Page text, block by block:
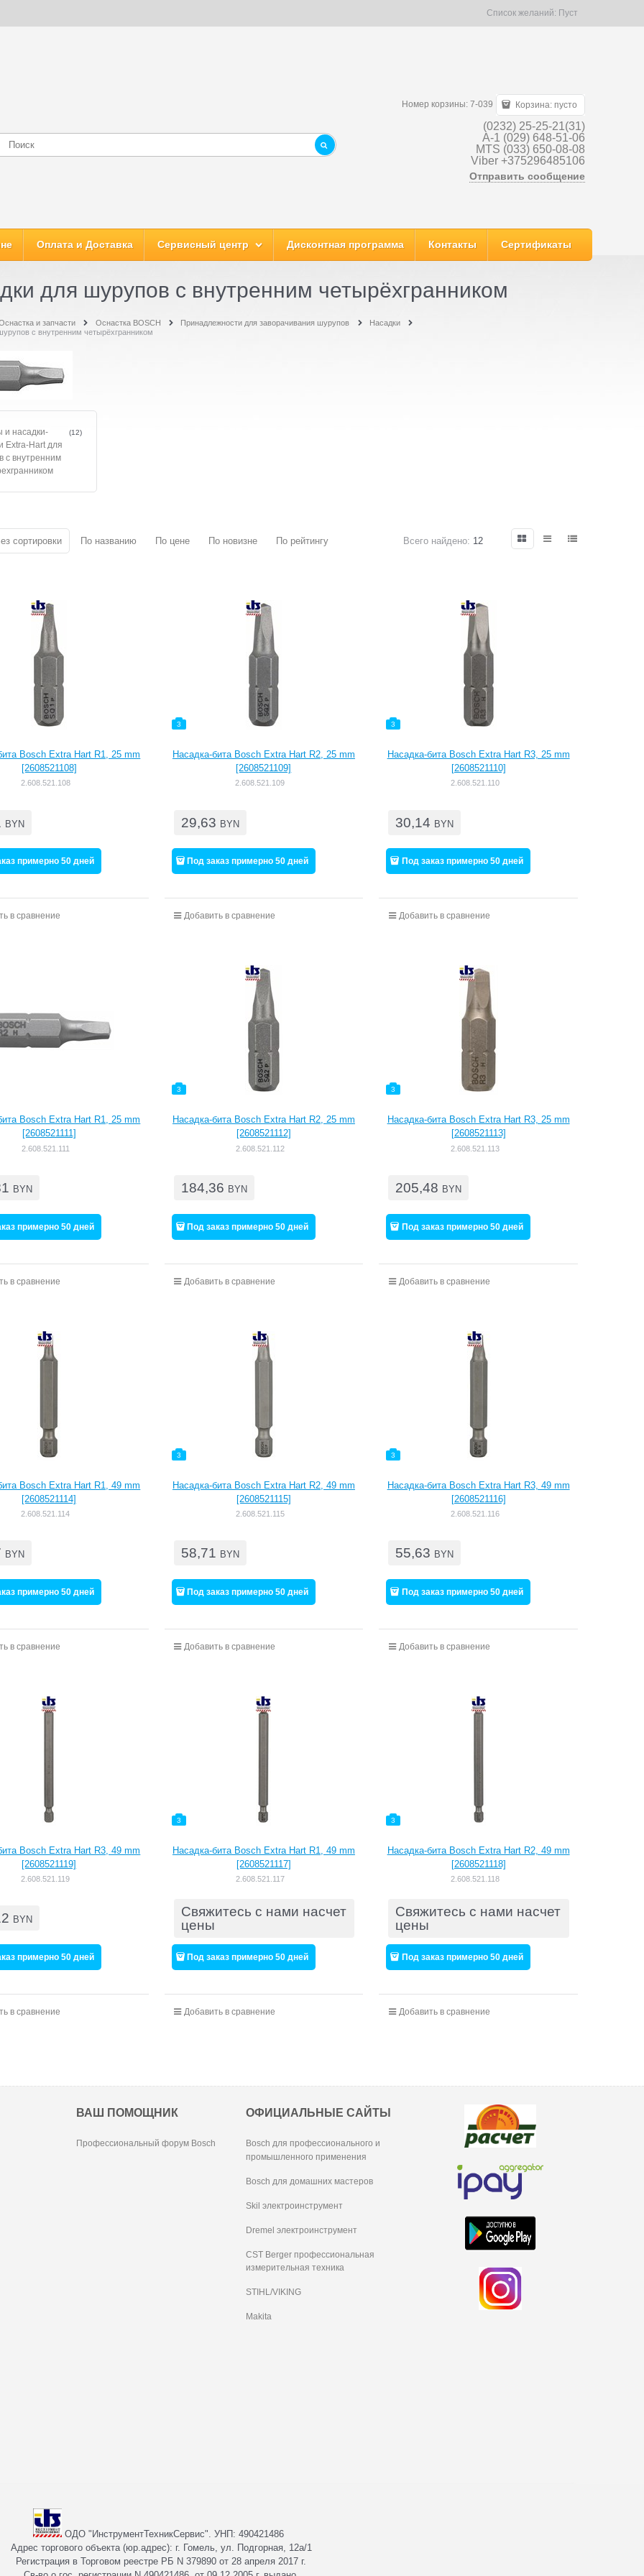
Список желаний: Пуст
Номер корзины: 7-039 Корзина: пусто
(0232) 25-25-21(31)
A-1 (029) 648-51-06
MTS (033) 650-08-08
Viber +375296485106
Отправить сообщение
Оплата и Доставка Сервисный центр Дисконтная программа Контакты Сертификаты
для шурупов с внутренним четырёхгранником
и запчасти Оснастка BOSCH Принадлежности для заворачивания шурупов
Насадки
с внутренним четырёхгранником
и насадки-
Extra-Hart для
с внутренним
(12)
сортировки По названию По цене По новизне По рейтингу Всего найдено: 12
Bosch Extra Hart R1, 25 mm
[2608521108]
2.608.521.108
BYN
примерно 50 дней
в сравнение
3
Насадка-бита Bosch Extra Hart R2, 25 mm
[2608521109]
2.608.521.109
29,63 BYN
Под заказ примерно 50 дней
Добавить в сравнение
3
Насадка-бита Bosch Extra Hart R3, 25 mm
[2608521110]
2.608.521.110
30,14 BYN
Под заказ примерно 50 дней
Добавить в сравнение
Bosch Extra Hart R1, 25 mm
[2608521111]
2.608.521.111
BYN
примерно 50 дней
в сравнение
3
Насадка-бита Bosch Extra Hart R2, 25 mm
[2608521112]
2.608.521.112
184,36 BYN
Под заказ примерно 50 дней
Добавить в сравнение
3
Насадка-бита Bosch Extra Hart R3, 25 mm
[2608521113]
2.608.521.113
205,48 BYN
Под заказ примерно 50 дней
Добавить в сравнение
Bosch Extra Hart R1, 49 mm
[2608521114]
2.608.521.114
BYN
примерно 50 дней
в сравнение
3
Насадка-бита Bosch Extra Hart R2, 49 mm
[2608521115]
2.608.521.115
58,71 BYN
Под заказ примерно 50 дней
Добавить в сравнение
3
Насадка-бита Bosch Extra Hart R3, 49 mm
[2608521116]
2.608.521.116
55,63 BYN
Под заказ примерно 50 дней
Добавить в сравнение
Bosch Extra Hart R3, 49 mm
[2608521119]
2.608.521.119
BYN
примерно 50 дней
в сравнение
3
Насадка-бита Bosch Extra Hart R1, 49 mm
[2608521117]
2.608.521.117
Свяжитесь с нами насчет
цены
Под заказ примерно 50 дней
Добавить в сравнение
3
Насадка-бита Bosch Extra Hart R2, 49 mm
[2608521118]
2.608.521.118
Свяжитесь с нами насчет
цены
Под заказ примерно 50 дней
Добавить в сравнение
ВАШ ПОМОЩНИК
Профессиональный форум Bosch
ОФИЦИАЛЬНЫЕ САЙТЫ
Bosch для профессионального и
промышленного применения
Bosch для домашних мастеров
Skil электроинструмент
Dremel электроинструмент
CST Berger профессиональная
измерительная техника
STIHL/VIKING
Makita
ОДО "ИнструментТехникСервис". УНП: 490421486
Адрес торгового объекта (юр.адрес): г. Гомель, ул. Подгорная, 12а/1
Регистрация в Торговом реестре РБ N 379890 от 28 апреля 2017 г.